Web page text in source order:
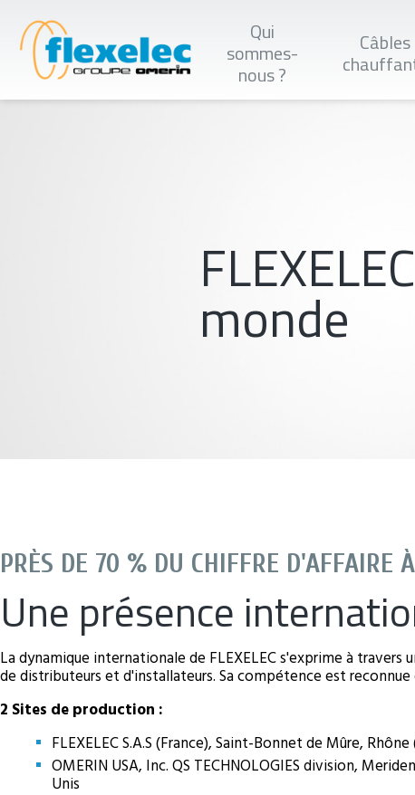
contenu
principal
Qui
sommes-
nous ?
Câbles
monde
PRÈS DE 70 % DU CHIFFRE D'AFFAIRE
Une présence
La dynamique internationale de FLEXELEC s'exprime à travers
de distributeurs et d'installateurs. Sa compétence est reconnue
2 Sites de production :
FLEXELEC S.A.S (France), Saint-Bonnet de Mûre, Rhône
OMERIN USA, Inc. QS TECHNOLOGIES division,
Unis